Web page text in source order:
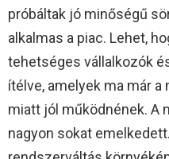
próbáltak jó minőségű
alkalmas a piac. Lehet,
tehetséges vállalkozók
ítélve, amelyek ma már
miatt jól működnének. A
nagyon sokat